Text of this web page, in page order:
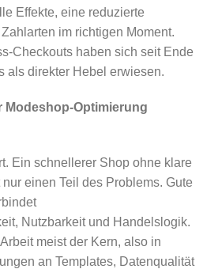
Effekte, eine reduzierte
im richtigen Moment.
Checkouts haben sich seit Ende
als direkter Hebel erwiesen.
Modeshop-Optimierung
Ein schnellerer Shop ohne klare
einen Teil des Problems. Gute
Nutzbarkeit und Handelslogik.
meist der Kern, also in
an Templates, Datenqualität